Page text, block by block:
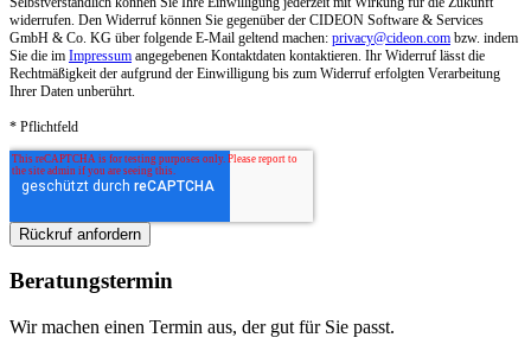
widerrufen. Den Widerruf können Sie gegenüber der CIDEON Software & Services
GmbH & Co. KG über folgende E-Mail geltend machen: privacy@cideon.com bzw. indem
Sie die im Impressum angegebenen Kontaktdaten kontaktieren. Ihr Widerruf lässt die
Rechtmäßigkeit der aufgrund der Einwilligung bis zum Widerruf erfolgten Verarbeitung
Ihrer Daten unberührt.
* Pflichtfeld
Beratungstermin
Wir machen einen Termin aus, der gut für Sie passt.